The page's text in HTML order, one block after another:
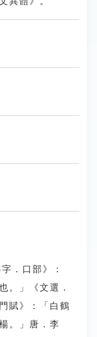
．口部》：
。」《文選．
賦》：「白鶴
。」唐．李